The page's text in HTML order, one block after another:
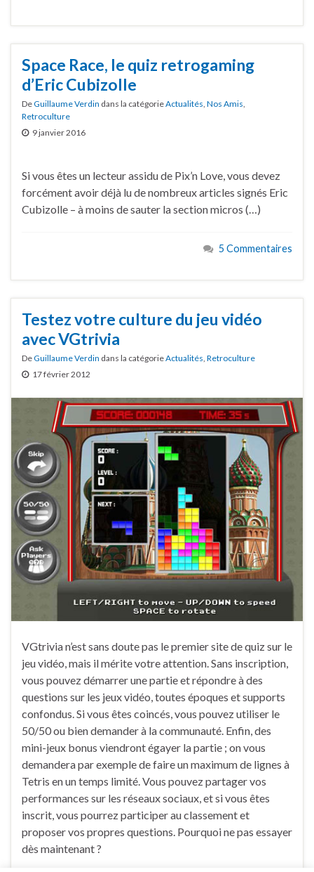
Space Race, le quiz retrogaming
d’Eric Cubizolle
DeGuillaume Verdin dans la catégorieActualités Nos Amis
Retroculture
9 janvier 2016
Si vous êtes un lecteur assidu de Pix’n Love, vous devez
forcément avoir déjà lu de nombreux articles signés Eric
Cubizolle – à moins de sauter la section micros (…)
5 Commentaires
Testez votre culture du jeu vidéo
avec VGtrivia
DeGuillaume Verdin dans la catégorieActualités, Retroculture
17 février 2012
VGtrivia n’est sans doute pas le premier site de quiz sur le
jeu vidéo, mais il mérite votre attention. Sans inscription,
vous pouvez démarrer une partie et répondre à des
questions sur les jeux vidéo, toutes époques et supports
confondus. Si vous êtes coincés, vous pouvez utiliser le
50/50 ou bien demander à la communauté. Enfin, des
mini-jeux bonus viendront égayer la partie ; on vous
demandera par exemple de faire un maximum de lignes à
Tetris en un temps limité. Vous pouvez partager vos
performances sur les réseaux sociaux, et si vous êtes
inscrit, vous pourrez participer au classement et
proposer vos propres questions. Pourquoi ne pas essayer
dès maintenant ?